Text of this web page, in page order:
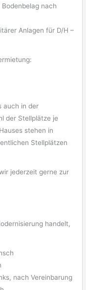
nach
Anlagen für D/H –
auch in der
der Stellplätze je
stehen in
Stellplätzen
jederzeit gerne zur
handelt,
nach Vereinbarung